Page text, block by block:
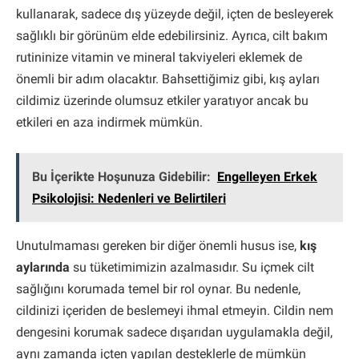
kullanarak, sadece dış yüzeyde değil, içten de besleyerek
sağlıklı bir görünüm elde edebilirsiniz. Ayrıca, cilt bakım
rutininize vitamin ve mineral takviyeleri eklemek de
önemli bir adım olacaktır. Bahsettiğimiz gibi, kış ayları
cildimiz üzerinde olumsuz etkiler yaratıyor ancak bu
etkileri en aza indirmek mümkün.
Bu İçerikte Hoşunuza Gidebilir: Engelleyen Erkek
Psikolojisi: Nedenleri ve Belirtileri
Unutulmaması gereken bir diğer önemli husus ise, kış
aylarında su tüketimimizin azalmasıdır. Su içmek cilt
sağlığını korumada temel bir rol oynar. Bu nedenle,
cildinizi içeriden de beslemeyi ihmal etmeyin. Cildin nem
dengesini korumak sadece dışarıdan uygulamakla değil,
aynı zamanda içten yapılan desteklerle de mümkün